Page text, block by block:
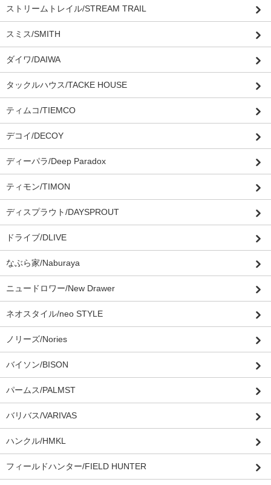
ストリームトレイル/STREAM TRAIL
スミス/SMITH
ダイワ/DAIWA
タックルハウス/TACKE HOUSE
ティムコ/TIEMCO
デコイ/DECOY
ディーパラ/Deep Paradox
ティモン/TIMON
ディスプラウト/DAYSPROUT
ドライブ/DLIVE
なぶら家/Naburaya
ニュードロワー/New Drawer
ネオスタイル/neo STYLE
ノリーズ/Nories
バイソン/BISON
パームス/PALMST
バリバス/VARIVAS
ハンクル/HMKL
フィールドハンター/FIELD HUNTER